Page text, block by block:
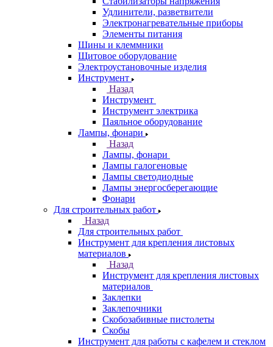
Удлинители, разветвители
Электронагревательные приборы
Элементы питания
Шины и клеммники
Щитовое оборудование
Электроустановочные изделия
Инструмент
Назад
Инструмент
Инструмент электрика
Паяльное оборудование
Лампы, фонари
Назад
Лампы, фонари
Лампы галогеновые
Лампы светодиодные
Лампы энергосберегающие
Фонари
Для строительных работ
Назад
Для строительных работ
Инструмент для крепления листовых
материалов
Назад
Инструмент для крепления листовых
материалов
Заклепки
Заклепочники
Скобозабивные пистолеты
Скобы
Инструмент для работы с кафелем и стеклом